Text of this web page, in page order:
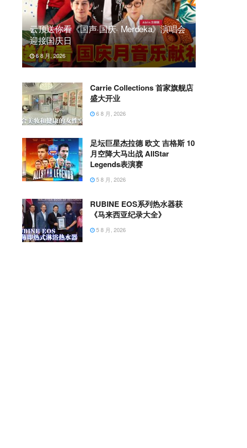
云顶送你看《国声·国庆· Merdeka》演唱会
迎接国庆日
6 8 月, 2026
Carrie Collections 首家旗舰店
盛大开业
6 8 月, 2026
足坛巨星杰拉德 欧文 吉格斯 10
月空降大马出战 AllStar
Legends表演赛
5 8 月, 2026
RUBINE EOS系列热水器获
《马来西亚纪录大全》
5 8 月, 2026